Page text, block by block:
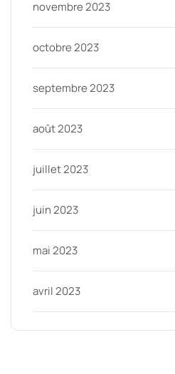
novembre 2023
octobre 2023
septembre 2023
août 2023
juillet 2023
juin 2023
mai 2023
avril 2023